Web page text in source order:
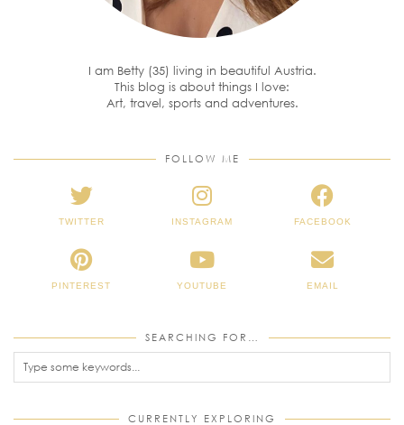
I am Betty (35) living in beautiful Austria.
This blog is about things I love:
Art, travel, sports and adventures.
FOLLOW ME
TWITTER INSTAGRAM FACEBOOK
PINTEREST YOUTUBE EMAIL
SEARCHING FOR…
CURRENTLY EXPLORING